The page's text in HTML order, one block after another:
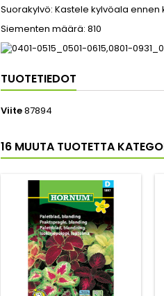
Suorakylvö: Kastele kylvöala ennen
Siementen määrä: 810
TUOTETIEDOT
Viite87894
16 MUUTA TUOTETTA